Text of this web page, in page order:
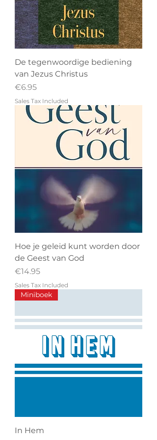
De tegenwoordige bediening
van Jezus Christus
Price
€6.95
Sales Tax Included
Hoe je geleid kunt worden door
de Geest van God
Price
€14.95
Sales Tax Included
Miniboek
In Hem